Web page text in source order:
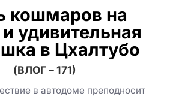
кошмаров на
удивительная
в Цхалтубо
(ВЛОГ – 171)
в автодоме преподносит